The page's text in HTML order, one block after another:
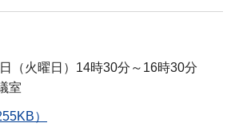
（火曜日）14時30分～16時30分
室
）